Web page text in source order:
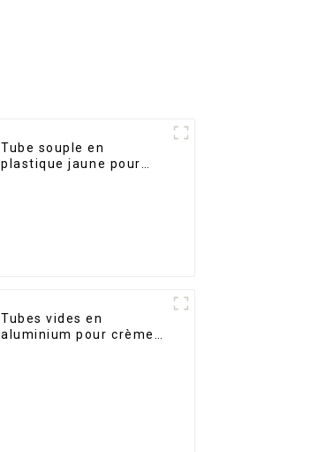
Tube souple en
plastique jaune pour
Tubes vides en
aluminium pour crème